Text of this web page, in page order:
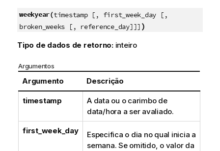
weekyear(timestamp [, first_week_day [,
broken_weeks [, reference_day]]] )
Tipo de dados de retorno: inteiro
Argumentos
Argumento Descrição
timestamp
A data ou o carimbo de
data/hora a ser avaliado.
first_week_day
Especifica o dia no qual inicia a
semana. Se omitido, o valor da